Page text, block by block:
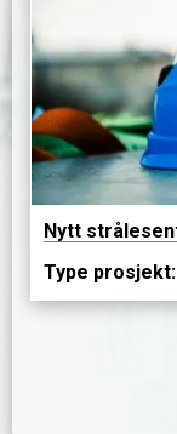
Nytt
Type prosjekt: